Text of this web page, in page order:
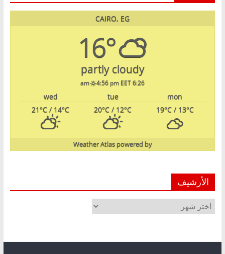
CAIRO, EG
16°
partly cloudy
6:26 am
4:56 pm EET
mon
tue
wed
19°C/ 13°C
20°C / 12°C
21°C / 14°C
powered by
Weather Atlas
الأرشيف
الأرشيف